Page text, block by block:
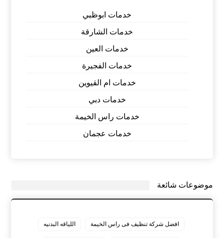
خدمات ابوظبي
خدمات الشارقة
خدمات العين
خدمات الفجيرة
خدمات ام القيوين
خدمات دبي
خدمات راس الخيمة
خدمات عجمان
موضوعات شائعة
افضل شركة تنظيف فى راس الخيمة اللياقه البدنيه